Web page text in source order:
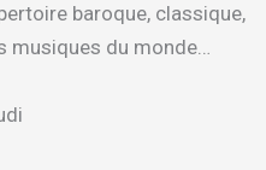
baroque, classique,
musiques du monde…